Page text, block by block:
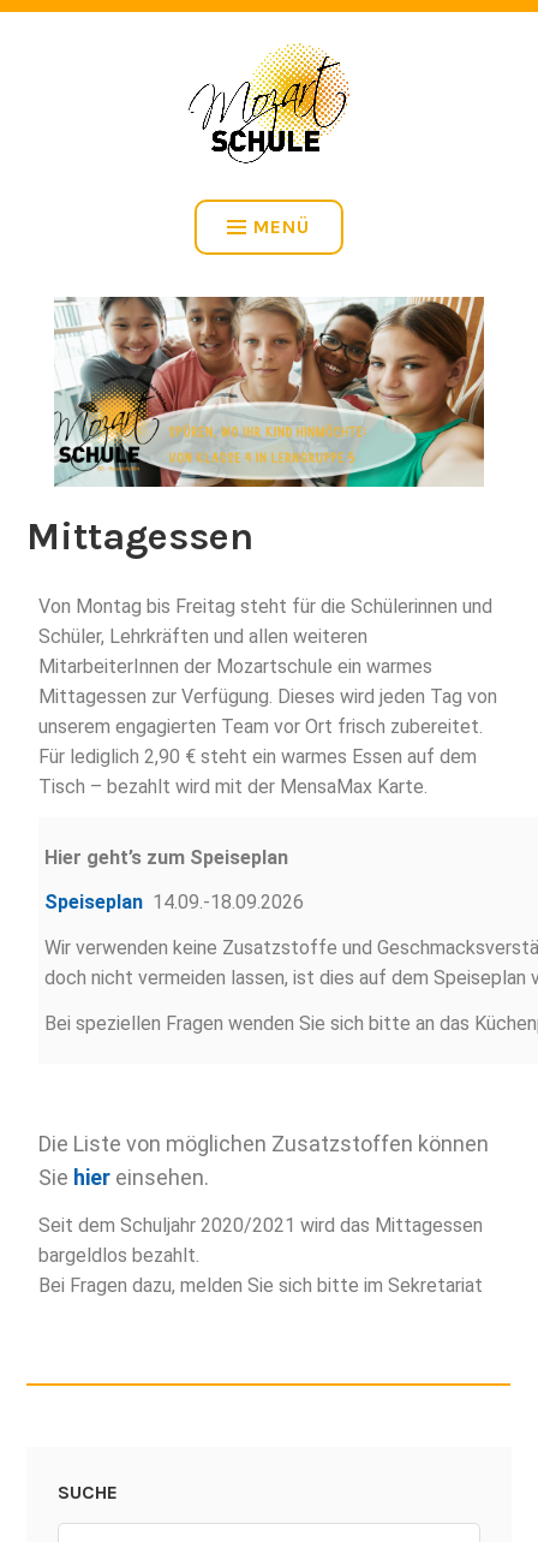
HUSSENHOFEN
MENÜ
Mittagessen
Von Montag bis Freitag steht für die Schülerinnen und
Schüler, Lehrkräften und allen weiteren
MitarbeiterInnen der Mozartschule ein warmes
Mittagessen zur Verfügung. Dieses wird jeden Tag von
unserem engagierten Team vor Ort frisch zubereitet.
Für lediglich 2,90 € steht ein warmes Essen auf dem
Tisch – bezahlt wird mit der MensaMax Karte.
Hier geht’s zum Speiseplan
Speiseplan 14.09.-18.09.2026
Wir verwenden keine Zusatzstoffe und
doch nicht vermeiden lassen, ist dies auf dem Speiseplan
Bei speziellen Fragen wenden Sie sich bitte an das
Die Liste von möglichen Zusatzstoffen können
Sie hier einsehen.
Seit dem Schuljahr 2020/2021 wird das Mittagessen
bargeldlos bezahlt.
Bei Fragen dazu, melden Sie sich bitte im Sekretariat
SUCHE